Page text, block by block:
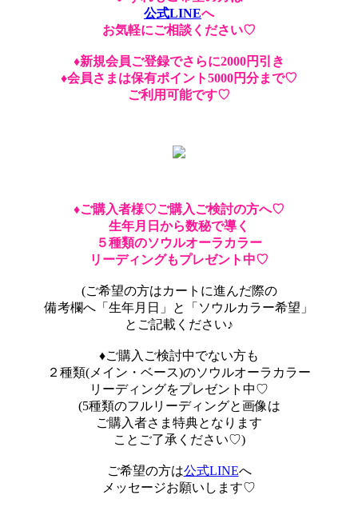
公式LINEへ
お気軽にご相談ください♡
♦︎新規会員ご登録でさらに2000円引き
♦︎会員さまは保有ポイント5000円分まで♡
ご利用可能です♡
♦︎ご購入者様♡ご購入ご検討の方へ♡
生年月日から数秘で導く
５種類のソウルオーラカラー
リーディングもプレゼント中♡
(ご希望の方はカートに進んだ際の
備考欄へ「生年月日」と「ソウルカラー希望」
とご記載ください♪
♦︎ご購入ご検討中でない方も
２種類(メイン・ベース)のソウルオーラカラー
リーディングをプレゼント中♡
(5種類のフルリーディングと画像は
ご購入者さま特典となります
ことご了承ください♡)
ご希望の方は公式LINEへ
メッセージお願いします♡